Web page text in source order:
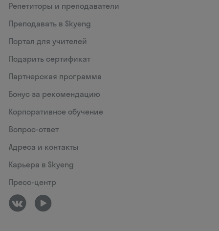
Репетиторы и преподаватели
Преподавать в Skyeng
Портал для учителей
Подарить сертификат
Партнерская программа
Бонус за рекомендацию
Корпоративное обучение
Вопрос-ответ
Адреса и контакты
Карьера в Skyeng
Пресс-центр